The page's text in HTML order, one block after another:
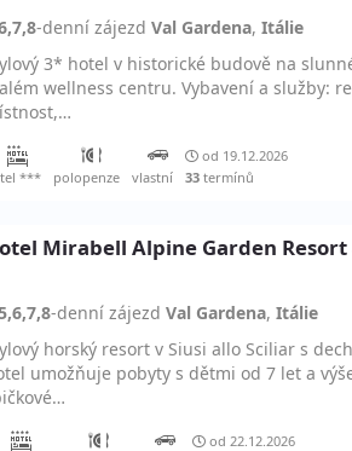
-dennízájezd Val Gardena, Itálie
3* hotel v historické budově na
wellness centru. Vybavení a služby:
*** polopenze vlastní
od 19.12.2026
33termínů
Mirabell Alpine Garden
-dennízájezd Val Gardena, Itálie
horský resort v Siusi allo Sciliar s
umožňuje pobyty s dětmi od 7 let a
od 22.12.2026